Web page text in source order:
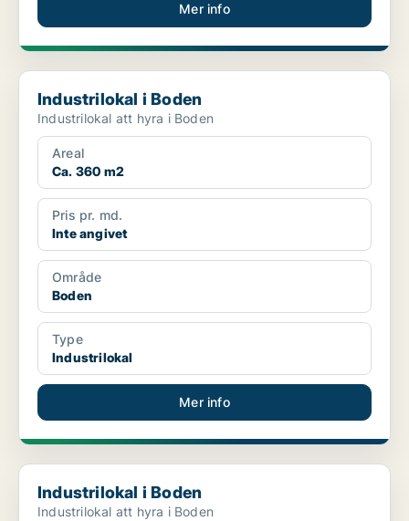
Mer info
Industrilokal i Boden
Industrilokal i Boden
Industrilokal att hyra i Boden
Areal
Ca. 360 m2
Pris pr. md.
Inte angivet
Område
Boden
Type
Industrilokal
Mer info
Industrilokal i Boden
Industrilokal i Boden
Industrilokal att hyra i Boden